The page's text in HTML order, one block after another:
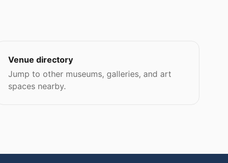
Venue directory
Jump to other museums, galleries, and art
spaces nearby.